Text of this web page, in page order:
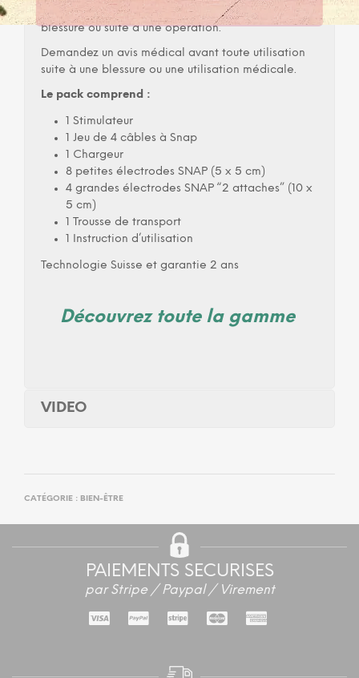
Il aide aussi à soulager les douleurs lors d’une
blessure ou suite à une opération.
Demandez un avis médical avant toute utilisation
suite à une blessure ou une utilisation médicale.
Le pack comprend :
1 Stimulateur
1 Jeu de 4 câbles à Snap
1 Chargeur
8 petites électrodes SNAP (5 x 5 cm)
4 grandes électrodes SNAP “2 attaches” (10 x
5 cm)
1 Trousse de transport
1 Instruction d’utilisation
Technologie Suisse et garantie 2 ans
Découvrez toute la gamme
VIDEO
CATÉGORIE : BIEN-ÊTRE
PAIEMENTS SECURISES
par Stripe / Paypal / Virement